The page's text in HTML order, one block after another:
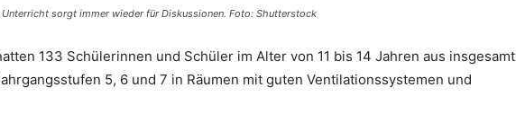
sorgt immer wieder für Diskussionen. Foto: Shutterstock
133 Schülerinnen und Schüler im Alter von 11 bis 14 Jahren aus insgesamt
5, 6 und 7 in Räumen mit guten Ventilationssystemen und